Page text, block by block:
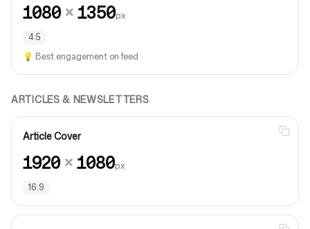
1080×1350px
4:5
💡 Best engagement on feed
ARTICLES & NEWSLETTERS
Article Cover
1920×1080px
16:9